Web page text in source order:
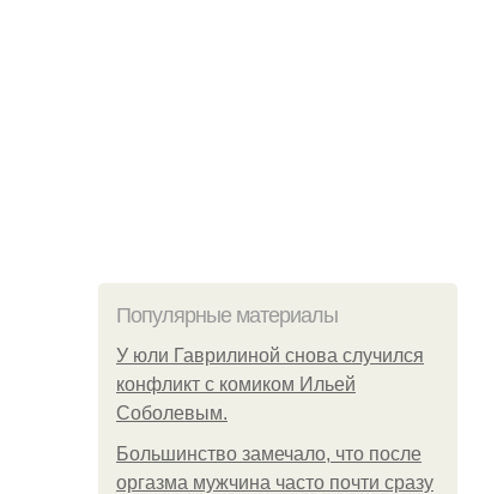
Популярные материалы
У юли Гаврилиной снова случился
конфликт с комиком Ильей
Соболевым.
Большинство замечало, что после
оргазма мужчина часто почти сразу